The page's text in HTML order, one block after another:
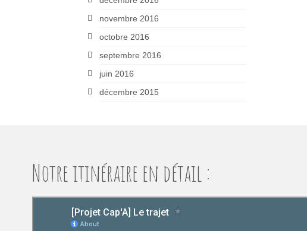
novembre 2016
octobre 2016
septembre 2016
juin 2016
décembre 2015
Notre itinéraire en détail :